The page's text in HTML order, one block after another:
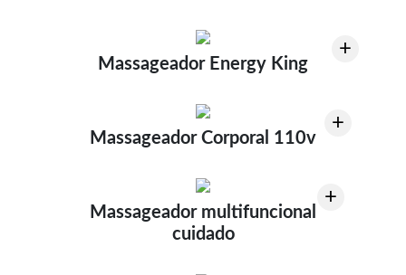
+
Massageador Energy King
+
Massageador Corporal 110v
+
Massageador multifuncional
cuidado